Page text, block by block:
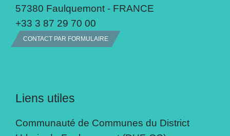
57380 Faulquemont - FRANCE
+33 3 87 29 70 00
CONTACT PAR FORMULAIRE
Liens utiles
Communauté de Communes du District